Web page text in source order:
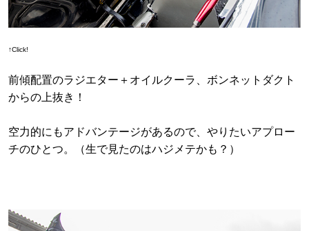
↑Click!
前傾配置のラジエター＋オイルクーラ、ボンネットダクト
からの上抜き！
空力的にもアドバンテージがあるので、やりたいアプロー
チのひとつ。（生で見たのはハジメテかも？）